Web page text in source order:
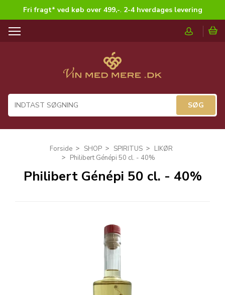
Fri fragt* ved køb over 499,-. 2-4 hverdages levering
T
a
i
Forside SHOP SPIRITUS
LIKØR
Philibert Génépi 50 cl. - 40%
Philibert Génépi 50 cl. - 40%